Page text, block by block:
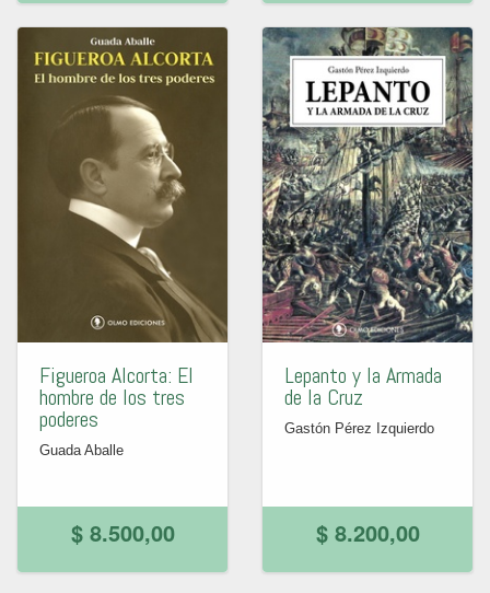
Figueroa Alcorta: El
hombre de los tres
poderes
Guada Aballe
$ 8.500,00
Lepanto y la Armada
de la Cruz
Gastón Pérez Izquierdo
$ 8.200,00